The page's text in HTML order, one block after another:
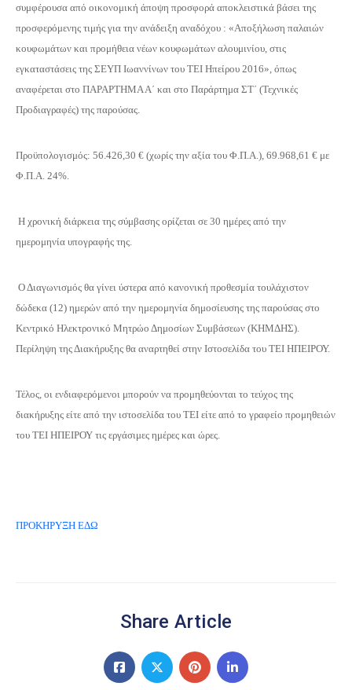
συμφέρουσα από οικονομική άποψη προσφορά αποκλειστικά βάσει της
προσφερόμενης τιμής για την ανάδειξη αναδόχου : «Αποξήλωση παλαιών
κουφωμάτων και προμήθεια νέων κουφωμάτων αλουμινίου, στις
εγκαταστάσεις της ΣΕΥΠ Ιωαννίνων του ΤΕΙ Ηπείρου 2016», όπως
αναφέρεται στο ΠΑΡΑΡΤΗΜΑ Α΄ και στο Παράρτημα ΣΤ΄ (Τεχνικές
Προδιαγραφές) της παρούσας.
Προϋπολογισμός: 56.426,30 € (χωρίς την αξία του Φ.Π.Α.), 69.968,61 € με
Φ.Π.Α. 24%.
Η χρονική διάρκεια της σύμβασης ορίζεται σε 30 ημέρες από την
ημερομηνία υπογραφής της.
Ο Διαγωνισμός θα γίνει ύστερα από κανονική προθεσμία τουλάχιστον
δώδεκα (12) ημερών από την ημερομηνία δημοσίευσης της παρούσας στο
Κεντρικό Ηλεκτρονικό Μητρώο Δημοσίων Συμβάσεων (ΚΗΜΔΗΣ).
Περίληψη της Διακήρυξης θα αναρτηθεί στην Ιστοσελίδα του ΤΕΙ ΗΠΕΙΡΟΥ.
Τέλος, οι ενδιαφερόμενοι μπορούν να προμηθεύονται το τεύχος της
διακήρυξης είτε από την ιστοσελίδα του ΤΕΙ είτε από το γραφείο προμηθειών
του ΤΕΙ ΗΠΕΙΡΟΥ τις εργάσιμες ημέρες και ώρες.
ΠΡΟΚΗΡΥΞΗ ΕΔΩ
Share Article